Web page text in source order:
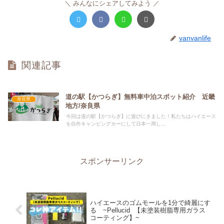
みんなにシェアしてみよう
vanvanlife
関連記事
奈良県
道の駅【かつらぎ】無料車中泊スポット紹介 近畿
地方/奈良県
今回は道の駅【かつらぎ】に遊びにきました！私たちはハイエース
を自作キャンピングカーにして日本一周し...
スポンサーリンク
ハイエースのゴムモールを1分で綺麗にす
る ~Pellucid 【未塗装樹脂専用ガラス
コーティング】~